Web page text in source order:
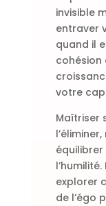
invisible
entraver
quand il
cohésion
votre
Maîtriser
explorer
de l’égo